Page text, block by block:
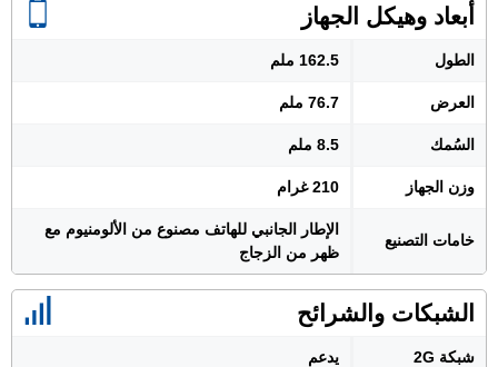
أبعاد وهيكل الجهاز
الطول 162.5 ملم
العرض 76.7 ملم
السُمك 8.5 ملم
وزن الجهاز 210 غرام
خامات التصنيع
الإطار الجانبي للهاتف مصنوع من الألومنيوم مع
ظهر من الزجاج
الشبكات والشرائح
شبكة 2G يدعم